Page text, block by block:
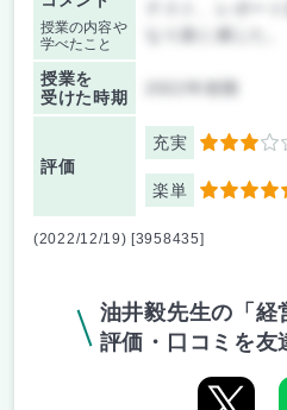
授業の内容や
学べたこと
授業を
受けた時期
評価
充実 3
楽単 5
(2022/12/19) [3958435]
油井毅先生の「経
評価・口コミを友